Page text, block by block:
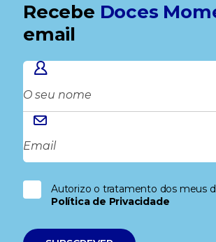
Recebe Doces
email
Autorizo o tratamento dos meus
Política de Privacidade